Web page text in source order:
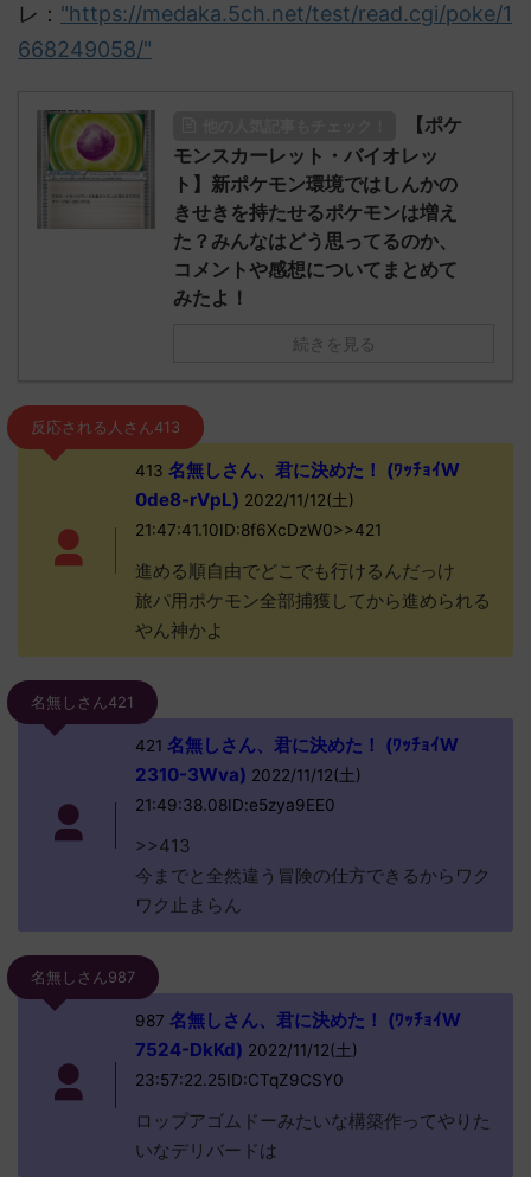
レ： "https://medaka.5ch.net/test/read.cgi/poke/1
668249058/"
【ポケ
モンスカーレット・バイオレッ
ト】新ポケモン環境ではしんかの
きせきを持たせるポケモンは増え
た？みんなはどう思ってるのか、
コメントや感想についてまとめて
みたよ！
続きを見る
反応される人さん413
413 名無しさん、君に決めた！ (ﾜｯﾁｮｲW
0de8-rVpL) 2022/11/12(土)
21:47:41.10ID:8f6XcDzW0>>421
進める順自由でどこでも行けるんだっけ
旅パ用ポケモン全部捕獲してから進められる
やん神かよ
名無しさん421
421 名無しさん、君に決めた！ (ﾜｯﾁｮｲW
2310-3Wva) 2022/11/12(土)
21:49:38.08ID:e5zya9EE0
>>413
今までと全然違う冒険の仕方できるからワク
ワク止まらん
名無しさん987
987 名無しさん、君に決めた！ (ﾜｯﾁｮｲW
7524-DkKd) 2022/11/12(土)
23:57:22.25ID:CTqZ9CSY0
ロップアゴムドーみたいな構築作ってやりた
いなデリバードは